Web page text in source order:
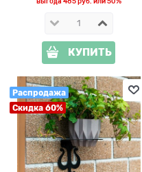
КУПИТЬ
Распродажа
Скидка 60%